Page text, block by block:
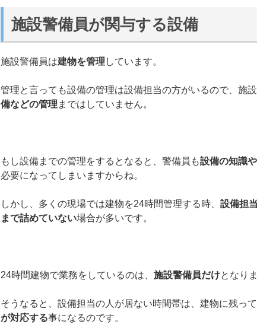
施設警備員が関与する設備
施設警備員は建物を管理 しています。
管理と言っても設備の管理は設備担当の方がいるので、施
備などの管理 まではしていません。
もし設備までの管理をするとなると、警備員も設備の知識
必要になってしまいますからね。
しかし、多くの現場では建物を24時間管理する時、 設備担
まで詰めていない場合が多いです。
24時間建物で業務をしているのは、 施設警備員だけとなり
そうなると、設備担当の人が居ない時間帯は、建物に残っ
が対応する事になるのです。